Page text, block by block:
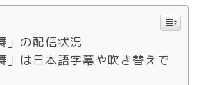
」の配信状況
」は日本語字幕や吹き替えで